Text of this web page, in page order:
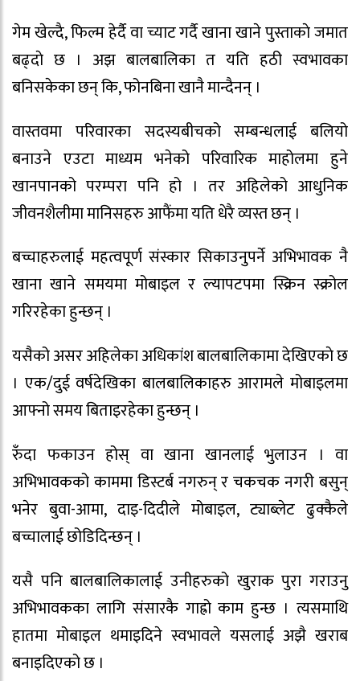
गेम खेल्दै, फिल्म हेर्दै वा च्याट गर्दै खाना खाने पुस्ताकाे जमात
बढ्दाे छ । अझ बालबालिका त यति हठी स्वभावका
बनिसकेका छन् कि, फोनबिना खानै मान्दैनन् ।
वास्तवमा परिवारका सदस्यबीचको सम्बन्धलाई बलियो
बनाउने एउटा माध्यम भनेको परिवारिक माहोलमा हुने
खानपानको परम्परा पनि हो । तर अहिलेको आधुनिक
जीवनशैलीमा मानिसहरु आफैंमा यति धेरै व्यस्त छन् ।
बच्चाहरुलाई महत्वपूर्ण संस्कार सिकाउनुपर्ने अभिभावक नै
खाना खाने समयमा मोबाइल र ल्यापटपमा स्क्रिन स्क्रोल
गरिरहेका हुन्छन् ।
यसैको असर अहिलेका अधिकांश बालबालिकामा देखिएकाे छ
। एक/दुई वर्षदेखिका बालबालिकाहरु आरामले मोबाइलमा
आफ्नो समय बिताइरहेका हुन्छन् ।
रुँदा फकाउन होस् वा खाना खानलाई भुलाउन । वा
अभिभावकको काममा डिस्टर्ब नगरुन् र चकचक नगरी बसुन्
भनेर बुवा-आमा, दाइ-दिदीले मोबाइल, ट्याब्लेट ढुक्कैले
बच्चालाई छोडिदिन्छन् ।
यसै पनि बालबालिकालाई उनीहरुको खुराक पुरा गराउनु
अभिभावकका लागि संसारकै गाह्रो काम हुन्छ । त्यसमाथि
हातमा मोबाइल थमाइदिने स्वभावले यसलाई अझै खराब
बनाइदिएको छ ।